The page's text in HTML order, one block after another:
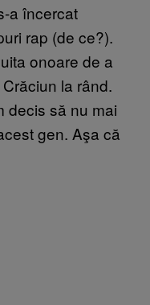
a încercat
rap (de ce?).
onoare de a
la rând.
decis să nu mai
gen. Aşa că